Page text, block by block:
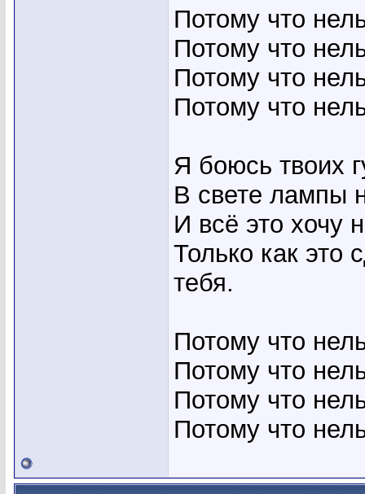
Потому что
Потому что
Потому что
Потому что
Я боюсь твоих
В свете лампы
И всё это хочу
Только как это
тебя.
Потому что
Потому что
Потому что
Потому что